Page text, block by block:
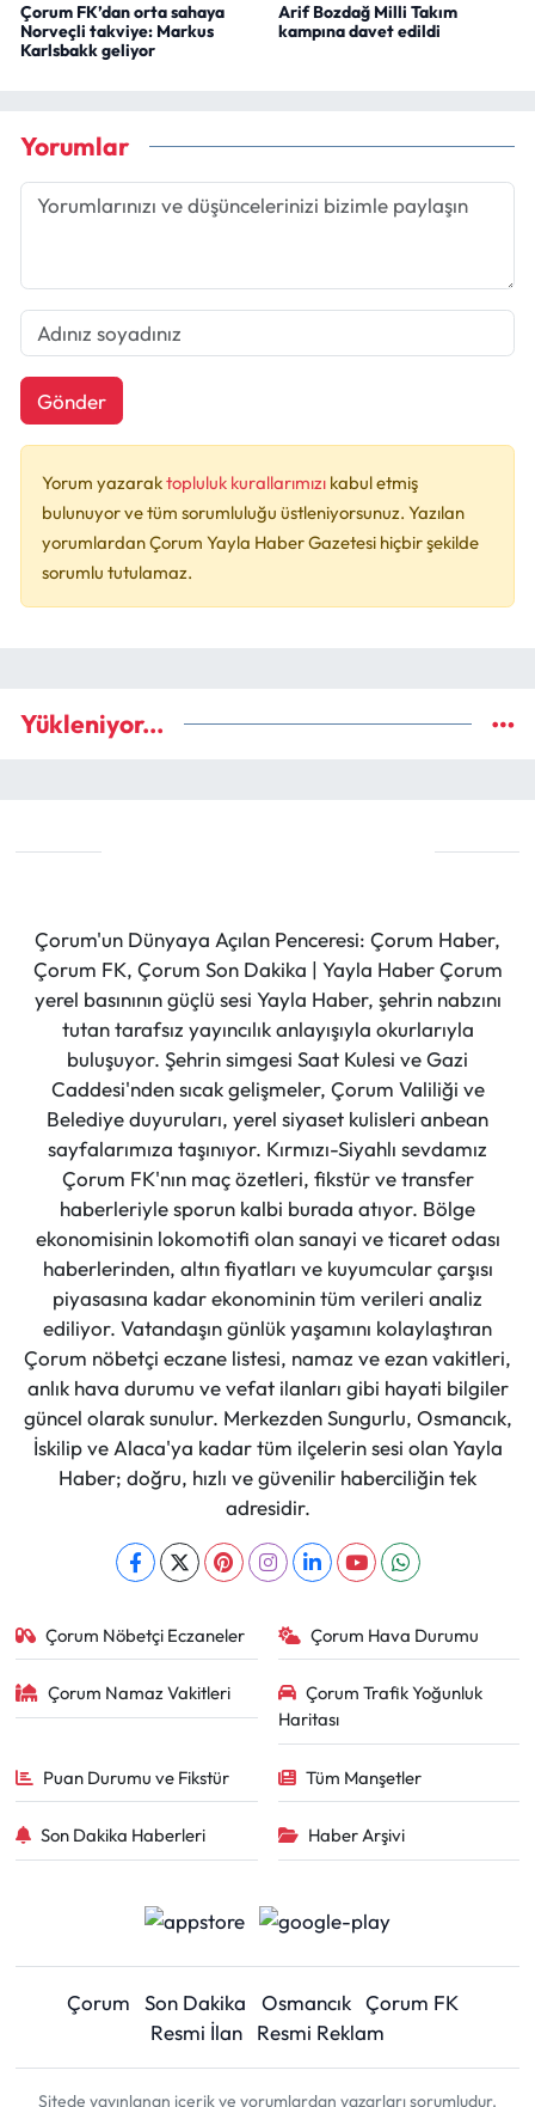
Çorum FK’dan orta sahaya
Norveçli takviye: Markus
Karlsbakk geliyor
Arif Bozdağ Milli Takım
kampına davet edildi
Yorumlar
Gönder
Yorum yazaraktopluluk kurallarımızı kabul etmiş
bulunuyor ve tüm sorumluluğu üstleniyorsunuz. Yazılan
yorumlardan Çorum Yayla Haber Gazetesi hiçbir şekilde
sorumlu tutulamaz.
Yükleniyor...
Çorum'un Dünyaya Açılan Penceresi: Çorum Haber,
Çorum FK, Çorum Son Dakika | Yayla Haber Çorum
yerel basınının güçlü sesi Yayla Haber, şehrin nabzını
tutan tarafsız yayıncılık anlayışıyla okurlarıyla
buluşuyor. Şehrin simgesi Saat Kulesi ve Gazi
Caddesi'nden sıcak gelişmeler, Çorum Valiliği ve
Belediye duyuruları, yerel siyaset kulisleri anbean
sayfalarımıza taşınıyor. Kırmızı-Siyahlı sevdamız
Çorum FK'nın maç özetleri, fikstür ve transfer
haberleriyle sporun kalbi burada atıyor. Bölge
ekonomisinin lokomotifi olan sanayi ve ticaret odası
haberlerinden, altın fiyatları ve kuyumcular çarşısı
piyasasına kadar ekonominin tüm verileri analiz
ediliyor. Vatandaşın günlük yaşamını kolaylaştıran
Çorum nöbetçi eczane listesi, namaz ve ezan vakitleri,
anlık hava durumu ve vefat ilanları gibi hayati bilgiler
güncel olarak sunulur. Merkezden Sungurlu, Osmancık,
İskilip ve Alaca'ya kadar tüm ilçelerin sesi olan Yayla
Haber; doğru, hızlı ve güvenilir haberciliğin tek
adresidir.
Çorum Nöbetçi Eczaneler Çorum Hava Durumu
Çorum Namaz Vakitleri
Çorum Trafik Yoğunluk
Haritası
Puan Durumu ve Fikstür Tüm Manşetler
Son Dakika Haberleri Haber Arşivi
Çorum Son Dakika Osmancık Çorum FK
Resmi İlan
Resmi Reklam
Sitede yayınlanan içerik ve yorumlardan yazarları sorumludur.